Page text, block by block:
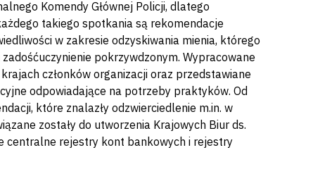
Komendy Głównej Policji, dlatego
takiego spotkania są rekomendacje
w zakresie odzyskiwania mienia, którego
pokrzywdzonym. Wypracowane
członków organizacji oraz przedstawiane
odpowiadające na potrzeby praktyków. Od
które znalazły odzwierciedlenie m.in. w
zostały do utworzenia Krajowych Biur ds.
centralne rejestry kont bankowych i rejestry